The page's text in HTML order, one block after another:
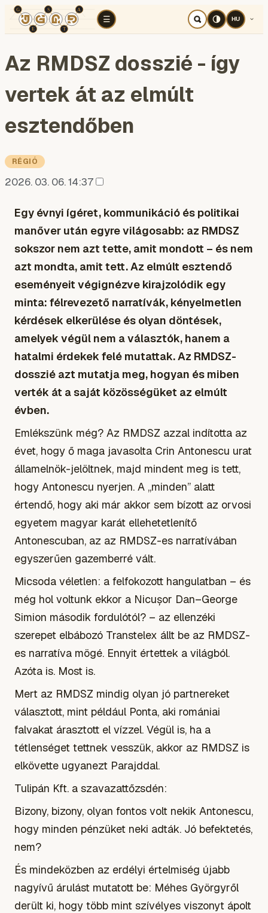
☰
TÉR KOGNITÍV HÁBORÚ
HU
Az RMDSZ dosszié - így
vertek át az elmúlt
esztendőben
RÉGIÓ
2026. 03. 06. 14:37
Egy évnyi ígéret, kommunikáció és politikai
manőver után egyre világosabb: az RMDSZ
sokszor nem azt tette, amit mondott – és nem
azt mondta, amit tett. Az elmúlt esztendő
eseményeit végignézve kirajzolódik egy
minta: félrevezető narratívák, kényelmetlen
kérdések elkerülése és olyan döntések,
amelyek végül nem a választók, hanem a
hatalmi érdekek felé mutattak. Az RMDSZ-
dosszié azt mutatja meg, hogyan és miben
verték át a saját közösségüket az elmúlt
évben.
Emlékszünk még? Az RMDSZ azzal indította az
évet, hogy ő maga javasolta Crin Antonescu urat
államelnök-jelöltnek, majd mindent meg is tett,
hogy Antonescu nyerjen. A „minden” alatt
értendő, hogy aki már akkor sem bízott az orvosi
egyetem magyar karát ellehetetlenítő
Antonescuban, az az RMDSZ-es narratívában
egyszerűen gazemberré vált.
Micsoda véletlen: a felfokozott hangulatban – és
még hol voltunk ekkor a Nicușor Dan–George
Simion második fordulótól? – az ellenzéki
szerepet elbábozó Transtelex állt be az RMDSZ-
es narratíva mögé. Ennyit értettek a világból.
Azóta is. Most is.
Mert az RMDSZ mindig olyan jó partnereket
választott, mint például Ponta, aki romániai
falvakat árasztott el vízzel. Végül is, ha a
tétlenséget tettnek vesszük, akkor az RMDSZ is
elkövette ugyanezt Parajddal.
Tulipán Kft. a szavazattőzsdén:
Bizony, bizony, olyan fontos volt nekik Antonescu,
hogy minden pénzüket neki adták. Jó befektetés,
nem?
És mindeközben az erdélyi értelmiség újabb
nagyívű árulást mutatott be: Méhes Györgyről
derült ki, hogy több mint szívélyes viszonyt ápolt